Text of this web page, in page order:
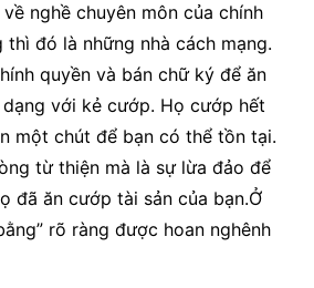
nghề chuyên môn của chính
thì đó là những nhà cách mạng.
quyền và bán chữ ký để ăn
với kẻ cướp. Họ cướp hết
một chút để bạn có thể tồn tại.
từ thiện mà là sự lừa đảo để
đã ăn cướp tài sản của bạn.Ở
rõ ràng được hoan nghênh